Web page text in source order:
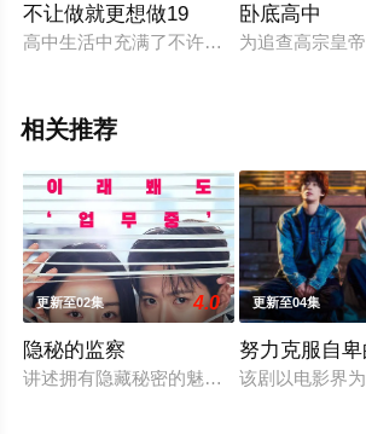
不让做就更想做19
高中生活中充满了不许做的事情。可就算
卧底高中
为追查高宗皇
相关推荐
更新至02集 4.0
隐秘的监察
讲述拥有隐藏秘密的魅力监查室长朱仁雅
更新至04集
努力克服自
该剧以电影界